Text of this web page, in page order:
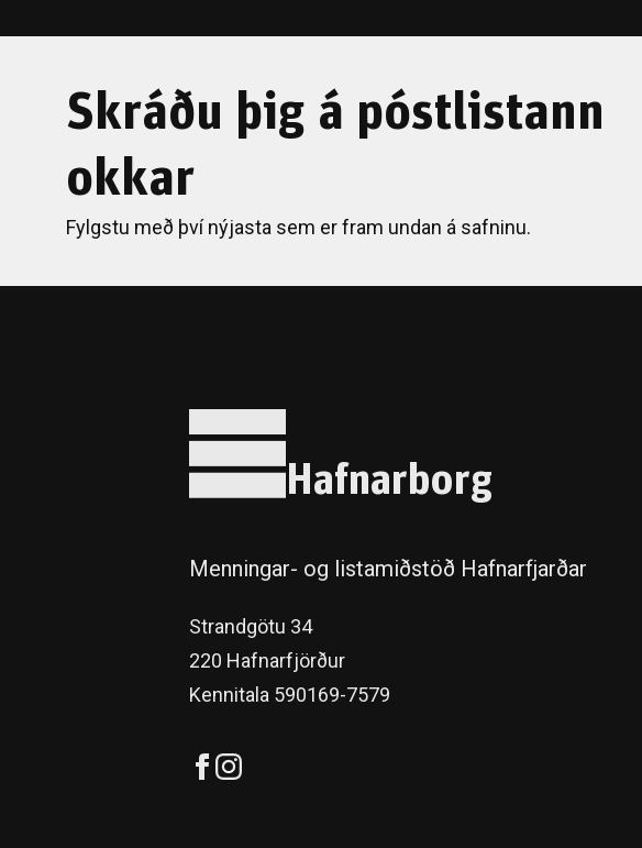
Skráðu þig á póstlistann
okkar
Fylgstu með því nýjasta sem er fram undan á safninu.
Hafnarborg
Menningar- og listamiðstöð Hafnarfjarðar
Strandgötu 34
220 Hafnarfjörður
Kennitala 590169-7579